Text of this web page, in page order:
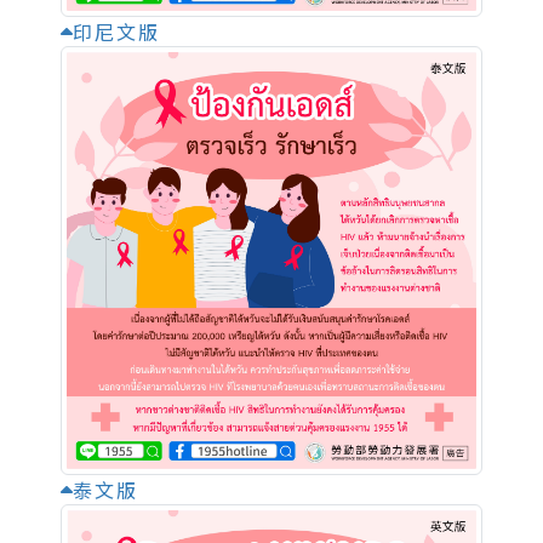
印尼文版
泰文版